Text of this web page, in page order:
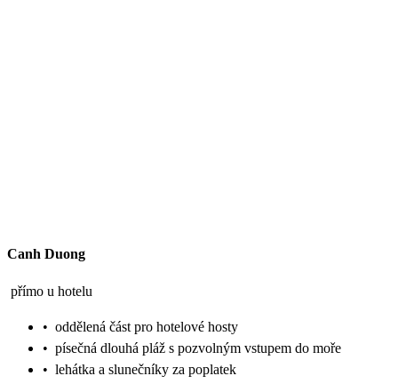
Canh Duong
přímo u hotelu
• oddělená část pro hotelové hosty
• písečná dlouhá pláž s pozvolným vstupem do moře
• lehátka a slunečníky za poplatek